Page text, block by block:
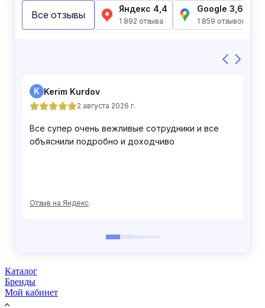
Каталог
Бренды
Мой кабинет